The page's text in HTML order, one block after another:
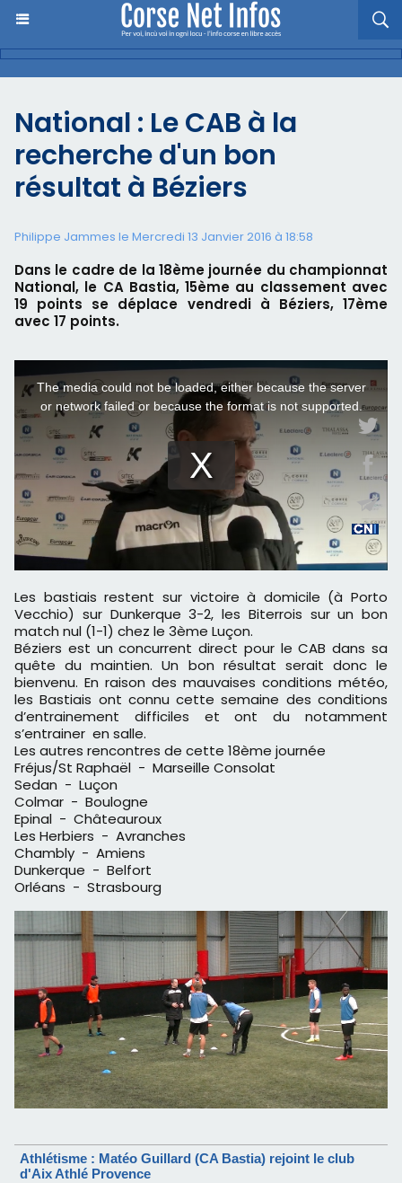
National : Le CAB à la
recherche d'un bon
résultat à Béziers
Philippe Jammes le Mercredi 13 Janvier 2016 à 18:58
Dans le cadre de la 18ème journée du championnat
National, le CA Bastia, 15ème au classement avec
19 points se déplace vendredi à Béziers, 17ème
avec 17 points.
Les bastiais restent sur victoire à domicile (à Porto
Vecchio) sur Dunkerque 3-2, les Biterrois sur un bon
match nul (1-1) chez le 3ème Luçon.
Béziers est un concurrent direct pour le CAB dans sa
quête du maintien. Un bon résultat serait donc le
bienvenu. En raison des mauvaises conditions météo,
les Bastiais ont connu cette semaine des conditions
d’entrainement difficiles et ont du notamment
s’entrainer en salle.
Les autres rencontres de cette 18ème journée
Fréjus/St Raphaël - Marseille Consolat
Sedan - Luçon
Colmar - Boulogne
Epinal - Châteauroux
Les Herbiers - Avranches
Chambly - Amiens
Dunkerque - Belfort
Orléans - Strasbourg
Athlétisme : Matéo Guillard (CA Bastia) rejoint le club
d'Aix Athlé Provence